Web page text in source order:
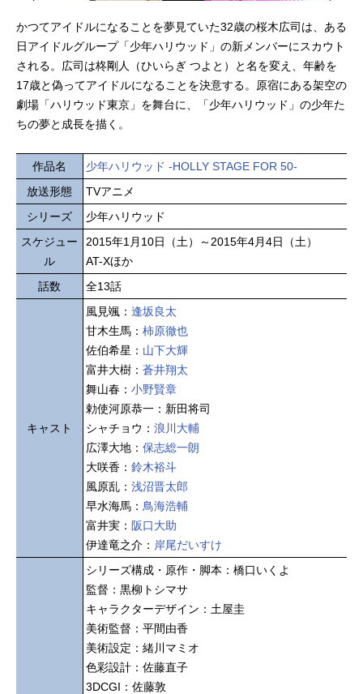
かつてアイドルになることを夢見ていた32歳の桜木広司は、ある
日アイドルグループ「少年ハリウッド」の新メンバーにスカウト
される。広司は柊剛人（ひいらぎ つよと）と名を変え、年齢を
17歳と偽ってアイドルになることを決意する。原宿にある架空の
劇場「ハリウッド東京」を舞台に、「少年ハリウッド」の少年た
ちの夢と成長を描く。
作品名
少年ハリウッド -HOLLY STAGE FOR 50-
放送形態
TVアニメ
シリーズ
少年ハリウッド
スケジュー
ル
2015年1月10日（土）～2015年4月4日（土）
AT-Xほか
話数
全13話
キャスト
風見颯： 逢坂良太
甘木生馬： 柿原徹也
佐伯希星： 山下大輝
富井大樹： 蒼井翔太
舞山春： 小野賢章
勅使河原恭一：新田将司
シャチョウ： 浪川大輔
広澤大地： 保志総一朗
大咲香： 鈴木裕斗
風原乱： 浅沼晋太郎
早水海馬： 鳥海浩輔
富井実： 阪口大助
伊達竜之介： 岸尾だいすけ
シリーズ構成・原作・脚本：橋口いくよ
監督：黒柳トシマサ
キャラクターデザイン：土屋圭
美術監督：平間由香
美術設定：緒川マミオ
色彩設計：佐藤直子
3DCGI：佐藤敦